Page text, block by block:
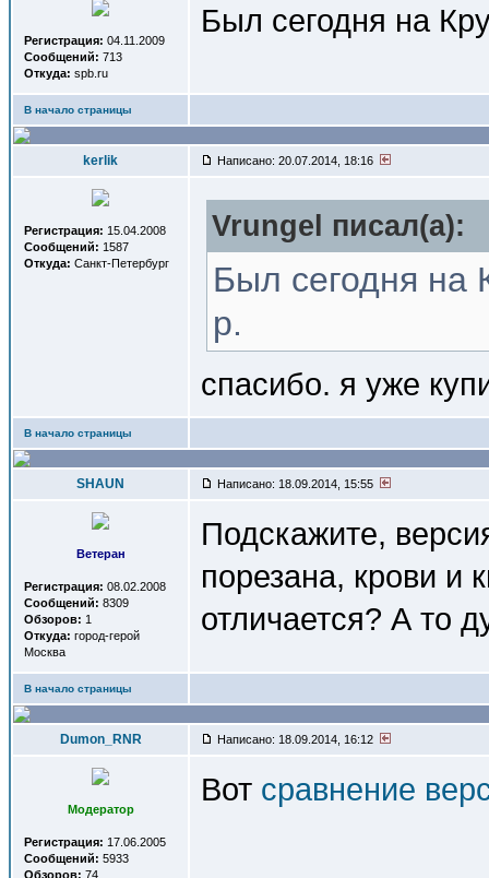
Регистрация: 04.11.2009
Сообщений: 713
Откуда: spb.ru
Был сегодня на
В начало страницы
kerlik Написано: 20.07.2014, 18:16
Регистрация: 15.04.2008
Сообщений: 1587
Откуда: Санкт-Петербург
Vrungel писал(a):
Был сегодня на
р.
спасибо. я уже
В начало страницы
SHAUN Написано: 18.09.2014, 15:55
Ветеран
Регистрация: 08.02.2008
Сообщений: 8309
Обзоров: 1
Откуда: город-герой
Москва
Подскажите,
порезана, крови и
отличается? А то
В начало страницы
Dumon_RNR Написано: 18.09.2014, 16:12
Модератор
Регистрация: 17.06.2005
Сообщений: 5933
Обзоров: 74
Вот сравнение